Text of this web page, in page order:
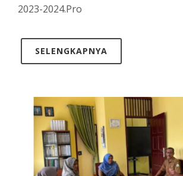
2023-2024.Pro
SELENGKAPNYA